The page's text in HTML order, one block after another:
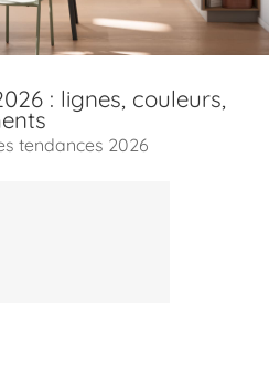
: lignes, couleurs,
tendances 2026